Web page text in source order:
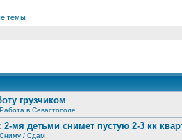
темы
грузчиком
Работа в Севастополе
мя детьми снимет пустую 2-3 кк
Сниму / Сдам